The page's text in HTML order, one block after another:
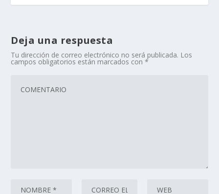
Deja una respuesta
Tu dirección de correo electrónico no será publicada. Los
campos obligatorios están marcados con*